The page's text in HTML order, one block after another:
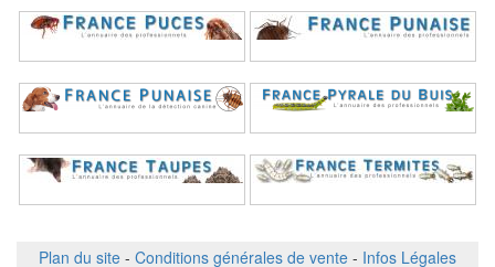
Plan du site - Conditions générales de vente - Infos Légales